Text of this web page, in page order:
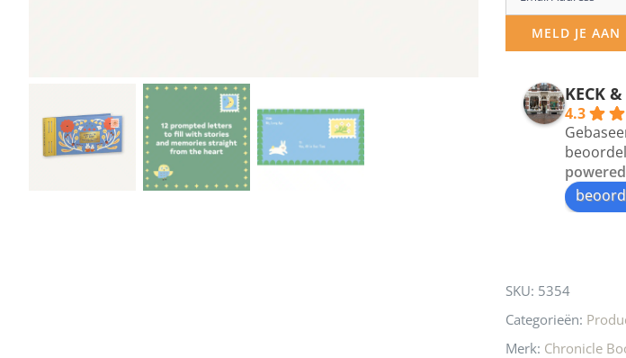
your
email
MELD JE AAN
KECK
4.3
Ik was een dagje in Utrecht
en ik kwam deze leuke
ook heel aardig en gezellig
12
Waarom
de
klippen
moeten
SKU: 5354
Categorieën:
Merk: Chronicle